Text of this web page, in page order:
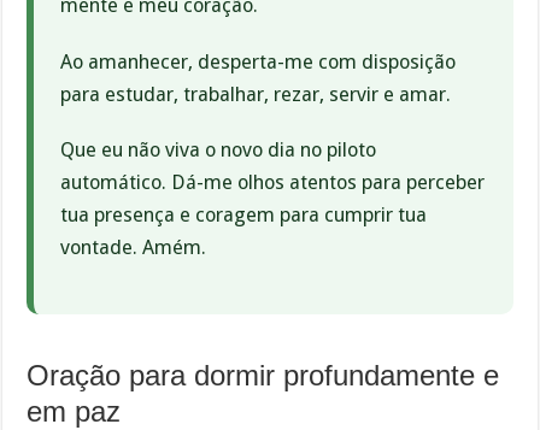
mente e meu coração.
Ao amanhecer, desperta-me com disposição
para estudar, trabalhar, rezar, servir e amar.
Que eu não viva o novo dia no piloto
automático. Dá-me olhos atentos para perceber
tua presença e coragem para cumprir tua
vontade. Amém.
Oração para dormir profundamente e
em paz